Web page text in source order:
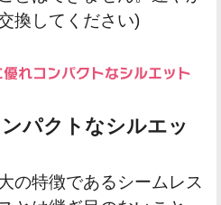
換してください)
パクトなシルエッ
の特徴であるシームレス